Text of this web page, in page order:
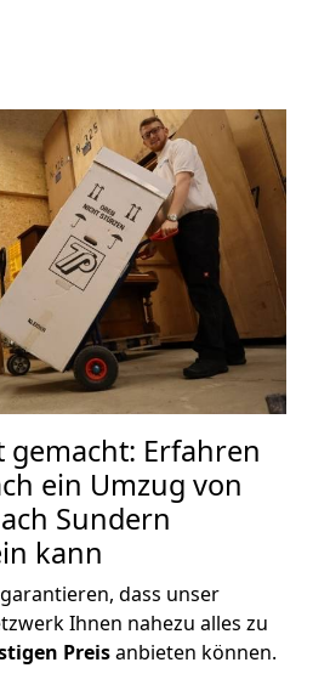
gemacht: Erfahren
ein Umzug von
Sundern
kann
dass unser
Ihnen nahezu alles zu
Preisanbieten können.